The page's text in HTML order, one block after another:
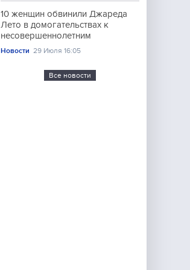
10 женщин обвинили Джареда
Лето в домогательствах к
несовершеннолетним
Новости 29 Июля 16:05
Все новости